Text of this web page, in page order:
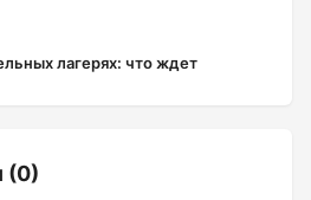
лагерях: что ждет
(0)